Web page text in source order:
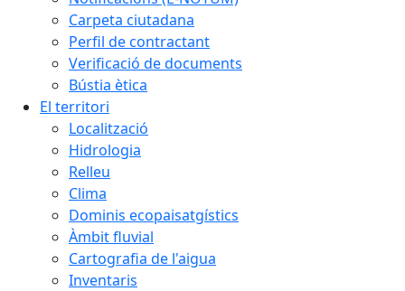
Carpeta ciutadana
Perfil de contractant
Verificació de documents
Bústia ètica
El territori
Localització
Hidrologia
Relleu
Clima
Dominis ecopaisatgístics
Àmbit fluvial
Cartografia de l'aigua
Inventaris